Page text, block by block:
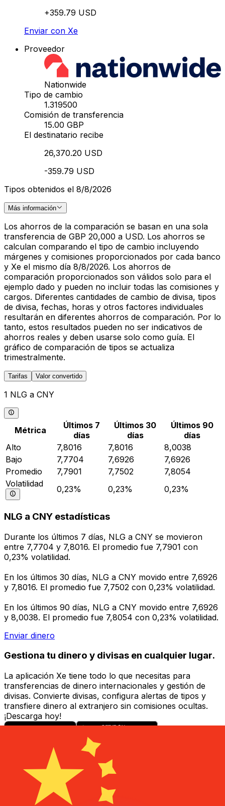
+359.79 USD
Enviar con Xe
Proveedor
Nationwide
Tipo de cambio
1.319500
Comisión de transferencia
15.00 GBP
El destinatario recibe
26,370.20 USD
-359.79 USD
Tipos obtenidos el 8/8/2026
Más información
Los ahorros de la comparación se basan en una sola
transferencia de GBP 20,000 a USD. Los ahorros se
calculan comparando el tipo de cambio incluyendo
márgenes y comisiones proporcionados por cada banco
y Xe el mismo día 8/8/2026. Los ahorros de
comparación proporcionados son válidos solo para el
ejemplo dado y pueden no incluir todas las comisiones y
cargos. Diferentes cantidades de cambio de divisa, tipos
de divisa, fechas, horas y otros factores individuales
resultarán en diferentes ahorros de comparación. Por lo
tanto, estos resultados pueden no ser indicativos de
ahorros reales y deben usarse solo como guía. El
gráfico de comparación de tipos se actualiza
trimestralmente.
Tarifas Valor convertido
1 NLG a CNY
Métrica
Últimos 7
días
Últimos 30
días
Últimos 90
días
Alto
7,8016 7,8016
8,0038
Bajo
7,7704 7,6926
7,6926
Promedio
7,7901 7,7502
7,8054
Volatilidad
0,23% 0,23% 0,23%
NLG a CNY estadísticas
Durante los últimos 7 días, NLG a CNY se movieron
entre 7,7704 y 7,8016. El promedio fue 7,7901 con
0,23% volatilidad.
En los últimos 30 días, NLG a CNY movido entre 7,6926
y 7,8016. El promedio fue 7,7502 con 0,23% volatilidad.
En los últimos 90 días, NLG a CNY movido entre 7,6926
y 8,0038. El promedio fue 7,8054 con 0,23% volatilidad.
Enviar dinero
Gestiona tu dinero y divisas en cualquier lugar.
La aplicación Xe tiene todo lo que necesitas para
transferencias de dinero internacionales y gestión de
divisas. Convierte divisas, configura alertas de tipos y
transfiere dinero al extranjero sin comisiones ocultas.
¡Descarga hoy!